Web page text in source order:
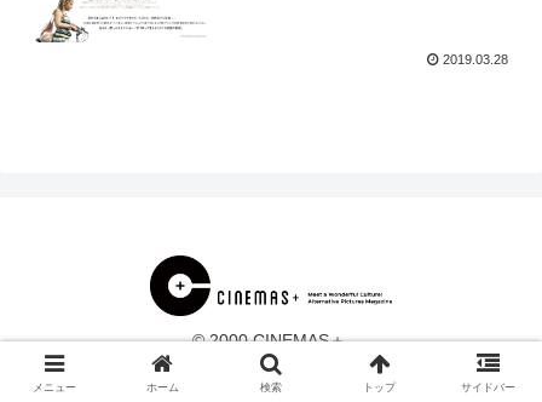
2019.03.28
© 2000 CINEMAS＋.
メニュー ホーム 検索 トップ サイドバー